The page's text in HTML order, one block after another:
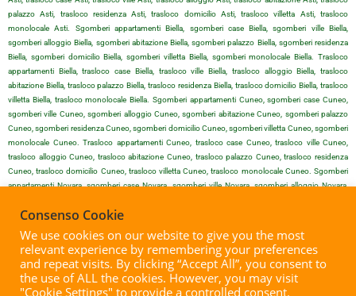
palazzo Asti, trasloco residenza Asti, trasloco domicilio Asti, trasloco villetta Asti, trasloco
monolocale Asti. Sgomberi appartamenti Biella, sgomberi case Biella, sgomberi ville Biella,
sgomberi alloggio Biella, sgomberi abitazione Biella, sgomberi palazzo Biella, sgomberi residenza
Biella, sgomberi domicilio Biella, sgomberi villetta Biella, sgomberi monolocale Biella. Trasloco
appartamenti Biella, trasloco case Biella, trasloco ville Biella, trasloco alloggio Biella, trasloco
abitazione Biella, trasloco palazzo Biella, trasloco residenza Biella, trasloco domicilio Biella, trasloco
villetta Biella, trasloco monolocale Biella. Sgomberi appartamenti Cuneo, sgomberi case Cuneo,
sgomberi ville Cuneo, sgomberi alloggio Cuneo, sgomberi abitazione Cuneo, sgomberi palazzo
Cuneo, sgomberi residenza Cuneo, sgomberi domicilio Cuneo, sgomberi villetta Cuneo, sgomberi
monolocale Cuneo. Trasloco appartamenti Cuneo, trasloco case Cuneo, trasloco ville Cuneo,
trasloco alloggio Cuneo, trasloco abitazione Cuneo, trasloco palazzo Cuneo, trasloco residenza
Cuneo, trasloco domicilio Cuneo, trasloco villetta Cuneo, trasloco monolocale Cuneo. Sgomberi
appartamenti Novara, sgomberi case Novara, sgomberi ville Novara, sgomberi alloggio Novara,
domicilio Novara, sgomberi villetta Novara, sgomberi monolocale Novara. Trasloco appartamenti
Novara, trasloco case Novara, trasloco ville Novara, trasloco alloggio Novara, trasloco abitazione
Novara, trasloco palazzo Novara, trasloco residenza Novara, trasloco domicilio Novara, trasloco
villetta Novara, trasloco monolocale Novara. Sgomberi appartamenti Vercelli, sgomberi case Vercelli,
sgomberi ville Vercelli, sgomberi alloggio Vercelli, sgomberi abitazione Vercelli, sgomberi palazzo
Vercelli, sgomberi residenza Vercelli, sgomberi domicilio Vercelli, sgomberi villetta Vercelli, sgomberi
Consenso Cookie
We use cookies on our website to give you the most
relevant experience by remembering your preferences
and repeat visits. By clicking “Accept All”, you consent to
the use of ALL the cookies. However, you may visit
"Cookie Settings" to provide a controlled consent.